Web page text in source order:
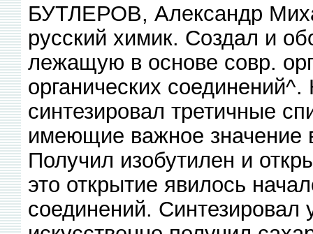
БУТЛЕРОВ, Александр
русский химик. Создал и
лежащую в основе совр.
органических
синтезировал третичные
имеющие важное значение
Получил изобутилен и
это открытие явилось
соединений. Синтезировал